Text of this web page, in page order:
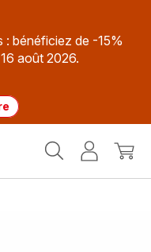
: bénéficiez de -15%
août 2026.
MonMon